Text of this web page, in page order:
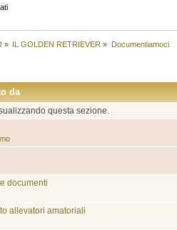
» IL GOLDEN RETRIEVER » Documentiamoci
da
questa sezione.
documenti
allevatori amatoriali